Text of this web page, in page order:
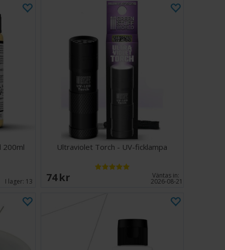
200ml
I lager: 13
Ultraviolet Torch - UV-ficklampa
74 SEK Väntas in:
2026-08-21